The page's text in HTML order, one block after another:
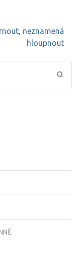
neznamená
hloupnout